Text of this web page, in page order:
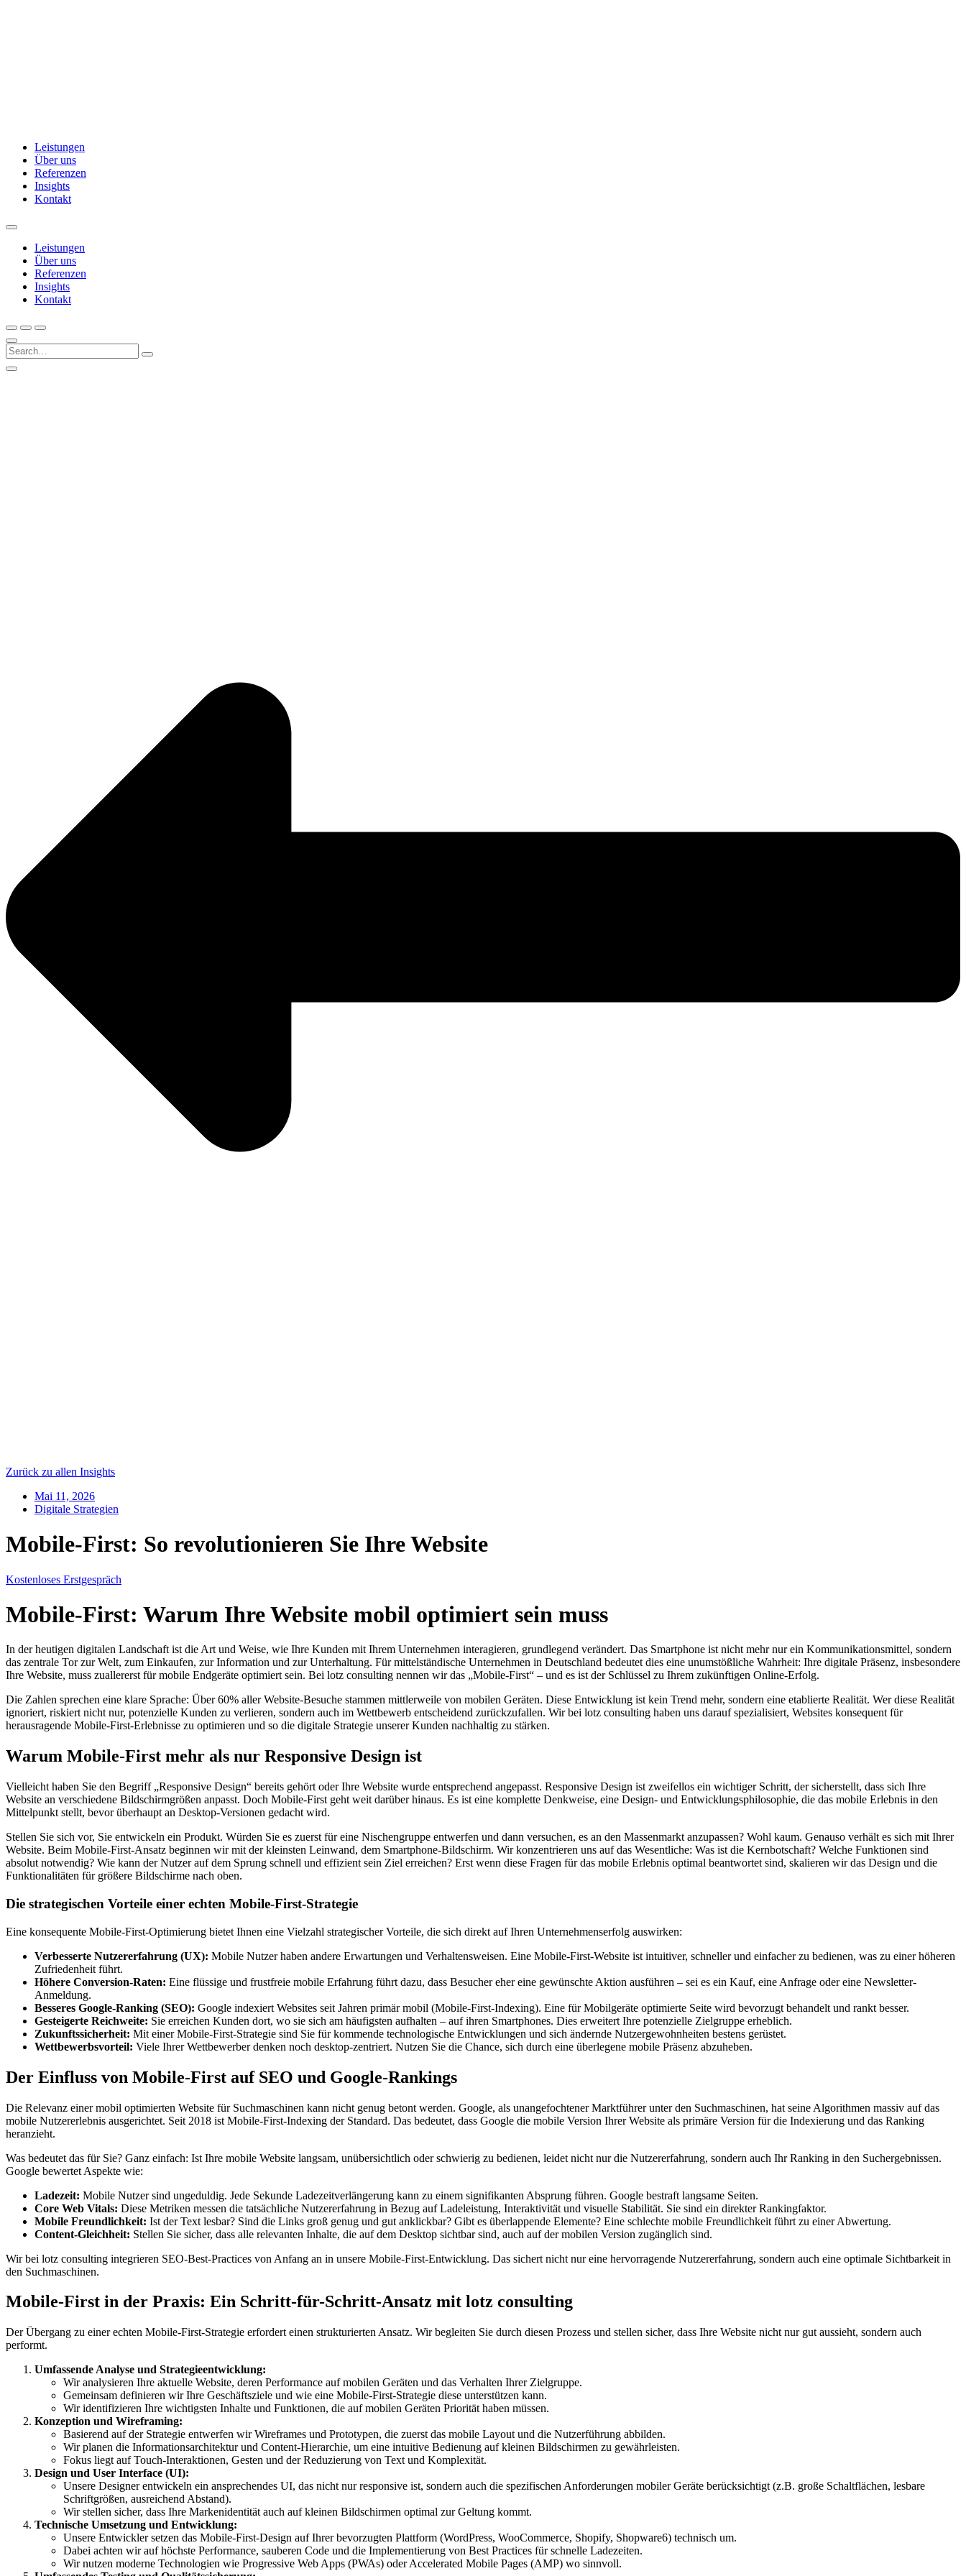
Leistungen
Über uns
Referenzen
Insights
Kontakt
Leistungen
Über uns
Referenzen
Insights
Kontakt
Zurück zu allen Insights
Mai 11, 2026
Digitale Strategien
Mobile-First: So revolutionieren Sie Ihre Website
Kostenloses Erstgespräch
Mobile-First: Warum Ihre Website mobil optimiert sein muss
In der heutigen digitalen Landschaft ist die Art und Weise, wie Ihre Kunden mit Ihrem Unternehmen interagieren, grundlegend verändert. Das Smartphone ist nicht mehr nur ein Kommunikationsmittel, sondern
das zentrale Tor zur Welt, zum Einkaufen, zur Information und zur Unterhaltung. Für mittelständische Unternehmen in Deutschland bedeutet dies eine unumstößliche Wahrheit: Ihre digitale Präsenz, insbesondere
Ihre Website, muss zuallererst für mobile Endgeräte optimiert sein. Bei lotz consulting nennen wir das „Mobile-First“ – und es ist der Schlüssel zu Ihrem zukünftigen Online-Erfolg.
Die Zahlen sprechen eine klare Sprache: Über 60% aller Website-Besuche stammen mittlerweile von mobilen Geräten. Diese Entwicklung ist kein Trend mehr, sondern eine etablierte Realität. Wer diese Realität
ignoriert, riskiert nicht nur, potenzielle Kunden zu verlieren, sondern auch im Wettbewerb entscheidend zurückzufallen. Wir bei lotz consulting haben uns darauf spezialisiert, Websites konsequent für
herausragende Mobile-First-Erlebnisse zu optimieren und so die digitale Strategie unserer Kunden nachhaltig zu stärken.
Warum Mobile-First mehr als nur Responsive Design ist
Vielleicht haben Sie den Begriff „Responsive Design“ bereits gehört oder Ihre Website wurde entsprechend angepasst. Responsive Design ist zweifellos ein wichtiger Schritt, der sicherstellt, dass sich Ihre
Website an verschiedene Bildschirmgrößen anpasst. Doch Mobile-First geht weit darüber hinaus. Es ist eine komplette Denkweise, eine Design- und Entwicklungsphilosophie, die das mobile Erlebnis in den
Mittelpunkt stellt, bevor überhaupt an Desktop-Versionen gedacht wird.
Stellen Sie sich vor, Sie entwickeln ein Produkt. Würden Sie es zuerst für eine Nischengruppe entwerfen und dann versuchen, es an den Massenmarkt anzupassen? Wohl kaum. Genauso verhält es sich mit Ihrer
Website. Beim Mobile-First-Ansatz beginnen wir mit der kleinsten Leinwand, dem Smartphone-Bildschirm. Wir konzentrieren uns auf das Wesentliche: Was ist die Kernbotschaft? Welche Funktionen sind
absolut notwendig? Wie kann der Nutzer auf dem Sprung schnell und effizient sein Ziel erreichen? Erst wenn diese Fragen für das mobile Erlebnis optimal beantwortet sind, skalieren wir das Design und die
Funktionalitäten für größere Bildschirme nach oben.
Die strategischen Vorteile einer echten Mobile-First-Strategie
Eine konsequente Mobile-First-Optimierung bietet Ihnen eine Vielzahl strategischer Vorteile, die sich direkt auf Ihren Unternehmenserfolg auswirken:
Verbesserte Nutzererfahrung (UX): Mobile Nutzer haben andere Erwartungen und Verhaltensweisen. Eine Mobile-First-Website ist intuitiver, schneller und einfacher zu bedienen, was zu einer höheren
Zufriedenheit führt.
Höhere Conversion-Raten: Eine flüssige und frustfreie mobile Erfahrung führt dazu, dass Besucher eher eine gewünschte Aktion ausführen – sei es ein Kauf, eine Anfrage oder eine Newsletter-
Anmeldung.
Besseres Google-Ranking (SEO): Google indexiert Websites seit Jahren primär mobil (Mobile-First-Indexing). Eine für Mobilgeräte optimierte Seite wird bevorzugt behandelt und rankt besser.
Gesteigerte Reichweite: Sie erreichen Kunden dort, wo sie sich am häufigsten aufhalten – auf ihren Smartphones. Dies erweitert Ihre potenzielle Zielgruppe erheblich.
Zukunftssicherheit: Mit einer Mobile-First-Strategie sind Sie für kommende technologische Entwicklungen und sich ändernde Nutzergewohnheiten bestens gerüstet.
Wettbewerbsvorteil: Viele Ihrer Wettbewerber denken noch desktop-zentriert. Nutzen Sie die Chance, sich durch eine überlegene mobile Präsenz abzuheben.
Der Einfluss von Mobile-First auf SEO und Google-Rankings
Die Relevanz einer mobil optimierten Website für Suchmaschinen kann nicht genug betont werden. Google, als unangefochtener Marktführer unter den Suchmaschinen, hat seine Algorithmen massiv auf das
mobile Nutzererlebnis ausgerichtet. Seit 2018 ist Mobile-First-Indexing der Standard. Das bedeutet, dass Google die mobile Version Ihrer Website als primäre Version für die Indexierung und das Ranking
heranzieht.
Was bedeutet das für Sie? Ganz einfach: Ist Ihre mobile Website langsam, unübersichtlich oder schwierig zu bedienen, leidet nicht nur die Nutzererfahrung, sondern auch Ihr Ranking in den Suchergebnissen.
Google bewertet Aspekte wie:
Ladezeit: Mobile Nutzer sind ungeduldig. Jede Sekunde Ladezeitverlängerung kann zu einem signifikanten Absprung führen. Google bestraft langsame Seiten.
Core Web Vitals: Diese Metriken messen die tatsächliche Nutzererfahrung in Bezug auf Ladeleistung, Interaktivität und visuelle Stabilität. Sie sind ein direkter Rankingfaktor.
Mobile Freundlichkeit: Ist der Text lesbar? Sind die Links groß genug und gut anklickbar? Gibt es überlappende Elemente? Eine schlechte mobile Freundlichkeit führt zu einer Abwertung.
Content-Gleichheit: Stellen Sie sicher, dass alle relevanten Inhalte, die auf dem Desktop sichtbar sind, auch auf der mobilen Version zugänglich sind.
Wir bei lotz consulting integrieren SEO-Best-Practices von Anfang an in unsere Mobile-First-Entwicklung. Das sichert nicht nur eine hervorragende Nutzererfahrung, sondern auch eine optimale Sichtbarkeit in
den Suchmaschinen.
Mobile-First in der Praxis: Ein Schritt-für-Schritt-Ansatz mit lotz consulting
Der Übergang zu einer echten Mobile-First-Strategie erfordert einen strukturierten Ansatz. Wir begleiten Sie durch diesen Prozess und stellen sicher, dass Ihre Website nicht nur gut aussieht, sondern auch
performt.
Umfassende Analyse und Strategieentwicklung:
Wir analysieren Ihre aktuelle Website, deren Performance auf mobilen Geräten und das Verhalten Ihrer Zielgruppe.
Gemeinsam definieren wir Ihre Geschäftsziele und wie eine Mobile-First-Strategie diese unterstützen kann.
Wir identifizieren Ihre wichtigsten Inhalte und Funktionen, die auf mobilen Geräten Priorität haben müssen.
Konzeption und Wireframing:
Basierend auf der Strategie entwerfen wir Wireframes und Prototypen, die zuerst das mobile Layout und die Nutzerführung abbilden.
Wir planen die Informationsarchitektur und Content-Hierarchie, um eine intuitive Bedienung auf kleinen Bildschirmen zu gewährleisten.
Fokus liegt auf Touch-Interaktionen, Gesten und der Reduzierung von Text und Komplexität.
Design und User Interface (UI):
Unsere Designer entwickeln ein ansprechendes UI, das nicht nur responsive ist, sondern auch die spezifischen Anforderungen mobiler Geräte berücksichtigt (z.B. große Schaltflächen, lesbare
Schriftgrößen, ausreichend Abstand).
Wir stellen sicher, dass Ihre Markenidentität auch auf kleinen Bildschirmen optimal zur Geltung kommt.
Technische Umsetzung und Entwicklung:
Unsere Entwickler setzen das Mobile-First-Design auf Ihrer bevorzugten Plattform (WordPress, WooCommerce, Shopify, Shopware6) technisch um.
Dabei achten wir auf höchste Performance, sauberen Code und die Implementierung von Best Practices für schnelle Ladezeiten.
Wir nutzen moderne Technologien wie Progressive Web Apps (PWAs) oder Accelerated Mobile Pages (AMP) wo sinnvoll.